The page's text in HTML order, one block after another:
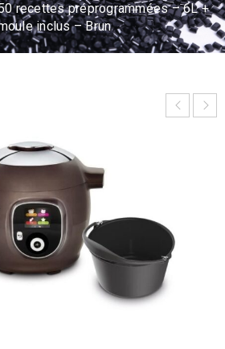
recettes préprogrammées – 6L +
inclus – Brun